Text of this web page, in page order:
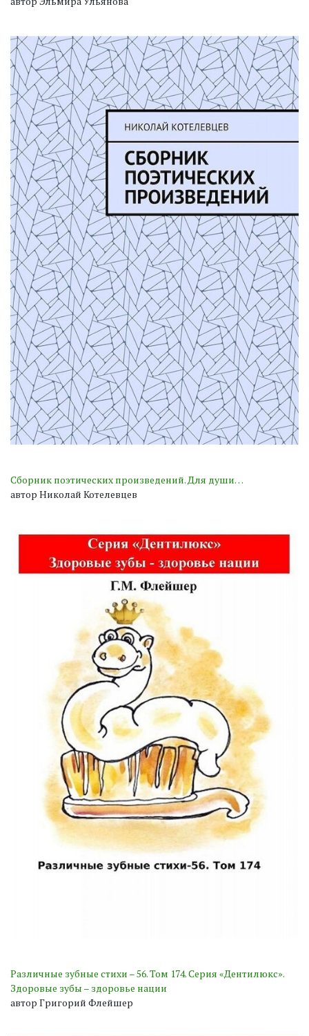
Сборник поэтических произведений. Для души…
автор Николай Котелевцев
Различные зубные стихи – 56. Том 174. Серия «Дентилюкс».
Здоровые зубы – здоровье нации
автор Григорий Флейшер